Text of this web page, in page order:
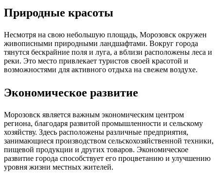
Природные красоты
Несмотря на свою небольшую площадь, Морозовск окружен
живописными природными ландшафтами. Вокруг города
тянутся бескрайние поля и луга, а вблизи расположены леса и
реки. Это место привлекает туристов своей красотой и
возможностями для активного отдыха на свежем воздухе.
Экономическое развитие
Морозовск является важным экономическим центром
региона, благодаря развитой промышленности и сельскому
хозяйству. Здесь расположены различные предприятия,
занимающиеся производством сельскохозяйственной техники,
пищевой продукции и других товаров. Экономическое
развитие города способствует его процветанию и улучшению
уровня жизни местных жителей.